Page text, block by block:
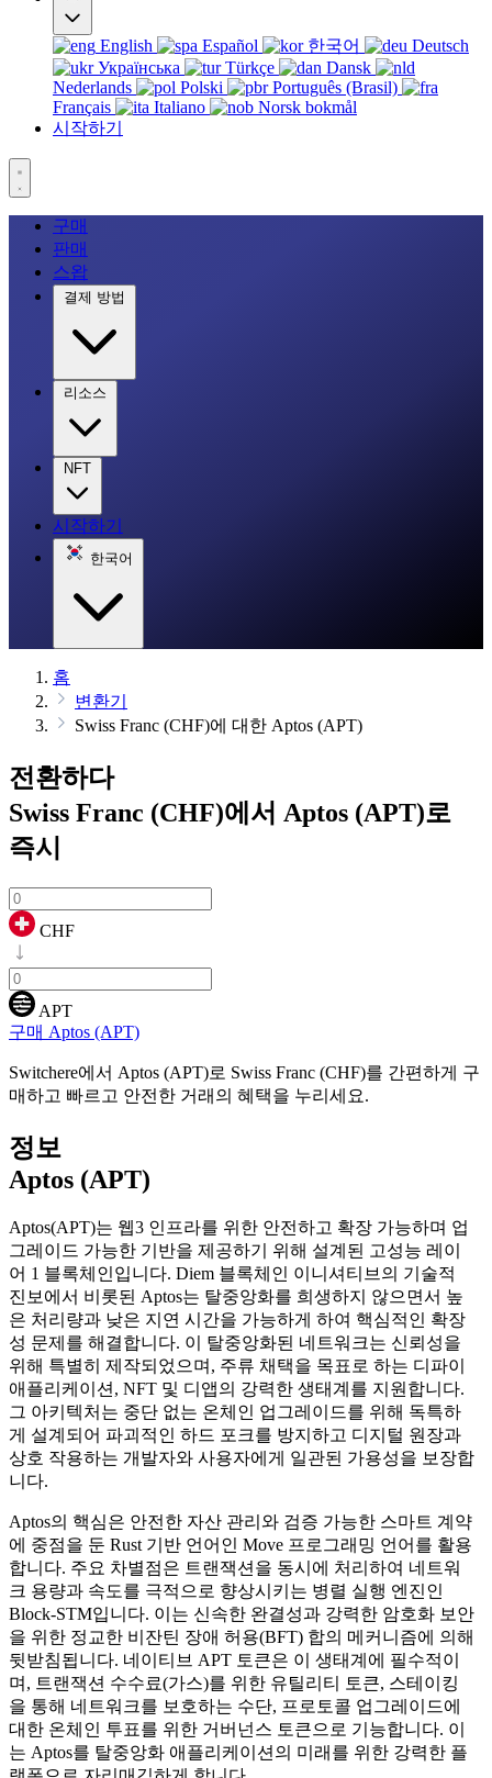
English Español 한국어
Deutsch
Українська
Türkçe
Dansk
Nederlands
Polski
Português (Brasil)
Français
Italiano
Norsk bokmål
시작하기
구매
판매
스왑
결제 방법
리소스
NFT
시작하기
한국어
홈
변환기
Swiss Franc (CHF)에 대한 Aptos (APT)
전환하다
Swiss Franc (CHF)에서 Aptos (APT)로
즉시
CHF
APT
구매 Aptos (APT)
Switchere에서 Aptos (APT)로 Swiss Franc (CHF)를 간편하게 구
매하고 빠르고 안전한 거래의 혜택을 누리세요.
정보
Aptos (APT)
Aptos(APT)는 웹3 인프라를 위한 안전하고 확장 가능하며 업
그레이드 가능한 기반을 제공하기 위해 설계된 고성능 레이
어 1 블록체인입니다. Diem 블록체인 이니셔티브의 기술적
진보에서 비롯된 Aptos는 탈중앙화를 희생하지 않으면서 높
은 처리량과 낮은 지연 시간을 가능하게 하여 핵심적인 확장
성 문제를 해결합니다. 이 탈중앙화된 네트워크는 신뢰성을
위해 특별히 제작되었으며, 주류 채택을 목표로 하는 디파이
애플리케이션, NFT 및 디앱의 강력한 생태계를 지원합니다.
그 아키텍처는 중단 없는 온체인 업그레이드를 위해 독특하
게 설계되어 파괴적인 하드 포크를 방지하고 디지털 원장과
상호 작용하는 개발자와 사용자에게 일관된 가용성을 보장합
니다.
Aptos의 핵심은 안전한 자산 관리와 검증 가능한 스마트 계약
에 중점을 둔 Rust 기반 언어인 Move 프로그래밍 언어를 활용
합니다. 주요 차별점은 트랜잭션을 동시에 처리하여 네트워
크 용량과 속도를 극적으로 향상시키는 병렬 실행 엔진인
Block-STM입니다. 이는 신속한 완결성과 강력한 암호화 보안
을 위한 정교한 비잔틴 장애 허용(BFT) 합의 메커니즘에 의해
뒷받침됩니다. 네이티브 APT 토큰은 이 생태계에 필수적이
며, 트랜잭션 수수료(가스)를 위한 유틸리티 토큰, 스테이킹
을 통해 네트워크를 보호하는 수단, 프로토콜 업그레이드에
대한 온체인 투표를 위한 거버넌스 토큰으로 기능합니다. 이
는 Aptos를 탈중앙화 애플리케이션의 미래를 위한 강력한 플